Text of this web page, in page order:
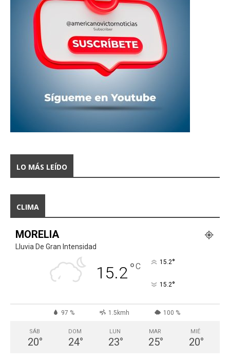
LO MÁS LEÍDO
CLIMA
MORELIA
Lluvia De Gran Intensidad
15.2°C 15.2°
15.2°
97 % 1.5kmh 100 %
SÁB
20°
DOM
24°
LUN
23°
MAR
25°
MIÉ
20°